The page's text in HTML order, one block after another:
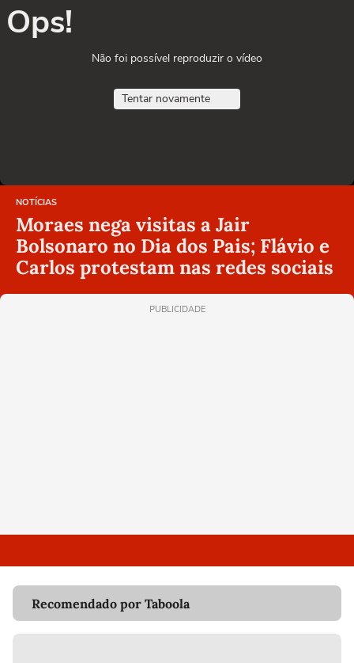
Ops!
Não foi possível reproduzir o vídeo
Tentar novamente
NOTÍCIAS
Moraes nega visitas a Jair
Bolsonaro no Dia dos Pais; Flávio e
Carlos protestam nas redes sociais
PUBLICIDADE
Recomendado por Taboola